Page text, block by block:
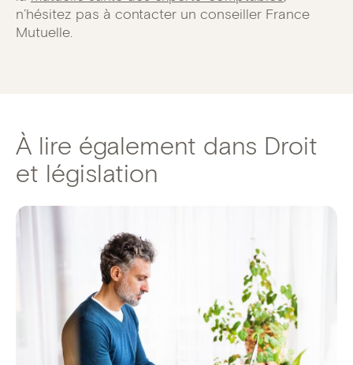
n’hésitez pas à contacter un conseiller France
Mutuelle.
À lire également dans Droit
et législation